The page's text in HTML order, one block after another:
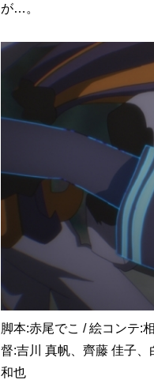
が…。
脚本:赤尾でこ / 絵コンテ:
督:吉川 真帆、齊藤 佳子
和也